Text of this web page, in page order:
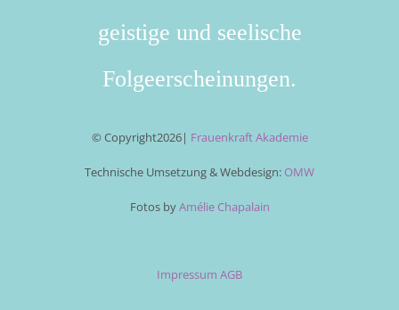
geistige und seelische
Folgeerscheinungen.
© Copyright2026| Frauenkraft Akademie
Technische Umsetzung & Webdesign: OMW
Fotos byAmélie Chapalain
Impressum AGB